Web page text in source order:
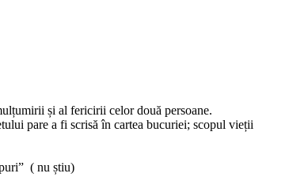
și al fericirii celor două persoane.
pare a fi scrisă în cartea bucuriei; scopul vieții
( nu știu)